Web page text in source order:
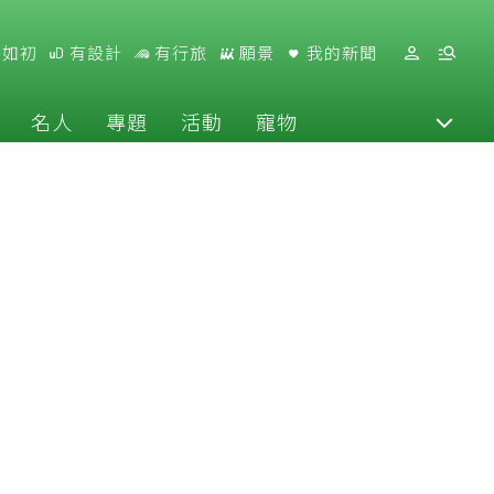
初 有設計 有行旅 願景 我的新聞
名人 專題 活動 寵物